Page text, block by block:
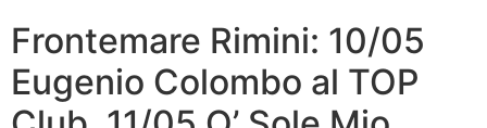
Frontemare Rimini: 10/05
Eugenio Colombo al TOP